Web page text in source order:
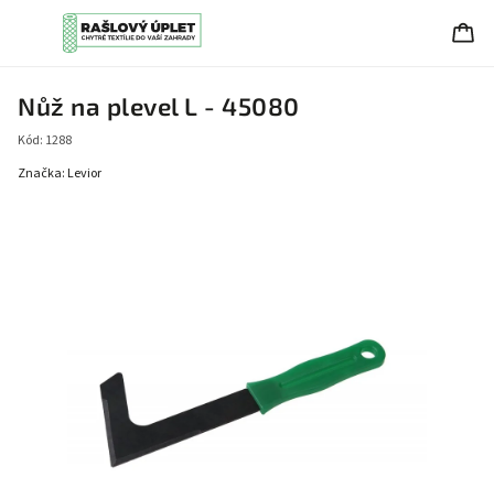
Nůž na plevel L - 45080
Kód: 1288
Značka: Levior